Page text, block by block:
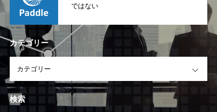
ではない
カテゴリー
検索